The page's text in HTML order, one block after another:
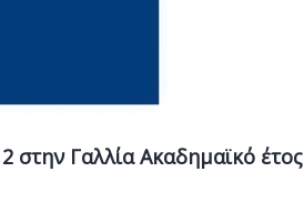
στην Γαλλία Ακαδημαϊκό έτος